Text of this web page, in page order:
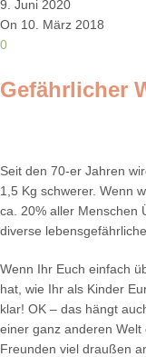
9. Juni 2020
On 10. März 2018
0
Gefährlicher
Seit den 70-er Jahren
1,5 Kg schwerer. Wenn
ca. 20% aller Menschen
diverse
Wenn Ihr Euch einfach
hat, wie Ihr als Kinder
klar! OK – das hängt
einer ganz anderen
Freunden viel draußen